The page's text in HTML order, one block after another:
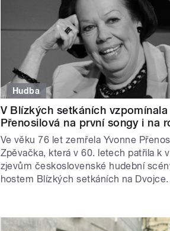
Hudba
V Blízkých setkáních vzpomínala
Přenosilová na první songy i na
Ve věku 76 let zemřela Yvonne
Zpěvačka, která v 60. letech patřila k
zjevům československé hudební
hostem Blízkých setkáních na Dvojce.